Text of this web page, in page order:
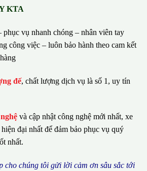
KTA
phục vụ nhanh chóng – nhân viên tay
công việc – luôn bảo hành theo cam kết
đế, chất lượng dịch vụ là số 1, uy tín
và cập nhật công nghệ mới nhất, xe
đại nhất để đảm bảo phục vụ quý
nhất.
cho chúng tôi gửi lời cảm ơn sâu sắc tới